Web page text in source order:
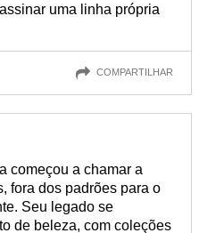
uma linha própria
COMPARTILHAR
começou a chamar a
fora dos padrões para o
Seu legado se
de beleza, com coleções